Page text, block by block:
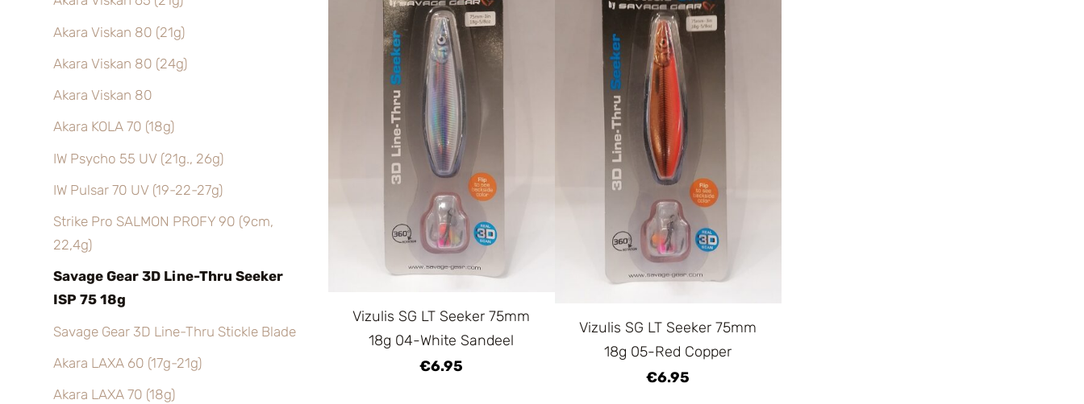
Akara Viskan 80 (21g)
Akara Viskan 80 (24g)
Akara Viskan 80
Akara KOLA 70 (18g)
IW Psycho 55 UV (21g., 26g)
IW Pulsar 70 UV (19-22-27g)
Strike Pro SALMON PROFY 90 (9cm,
22,4g)
Savage Gear 3D Line-Thru Seeker
ISP 75 18g
Savage Gear 3D Line-Thru Stickle Blade
Akara LAXA 60 (17g-21g)
Akara LAXA 70 (18g)
Vizulis SG LT Seeker 75mm
18g 04-White Sandeel
€6.95
Vizulis SG LT Seeker 75mm
18g 05-Red Copper
€6.95